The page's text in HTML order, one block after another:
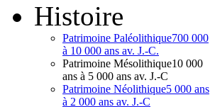
Histoire
Patrimoine Paléolithique700 000
à 10 000 ans av. J.-C.
Patrimoine Mésolithique10 000
ans à 5 000 ans av. J.-C
Patrimoine Néolithique5 000 ans
à 2 000 ans av. J.-C